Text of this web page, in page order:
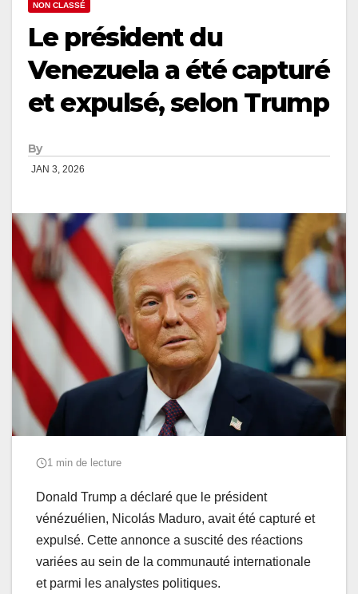
NON CLASSÉ
Le président du
Venezuela a été capturé
et expulsé, selon Trump
By
JAN 3, 2026
1 min de lecture
Donald Trump a déclaré que le président
vénézuélien, Nicolás Maduro, avait été capturé et
expulsé. Cette annonce a suscité des réactions
variées au sein de la communauté internationale
et parmi les analystes politiques.